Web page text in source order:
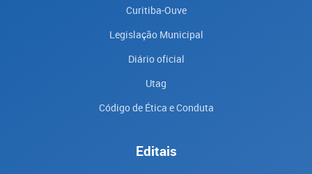
Curitiba-Ouve
Legislação Municipal
Diário oficial
Utag
Código de Ética e Conduta
Editais